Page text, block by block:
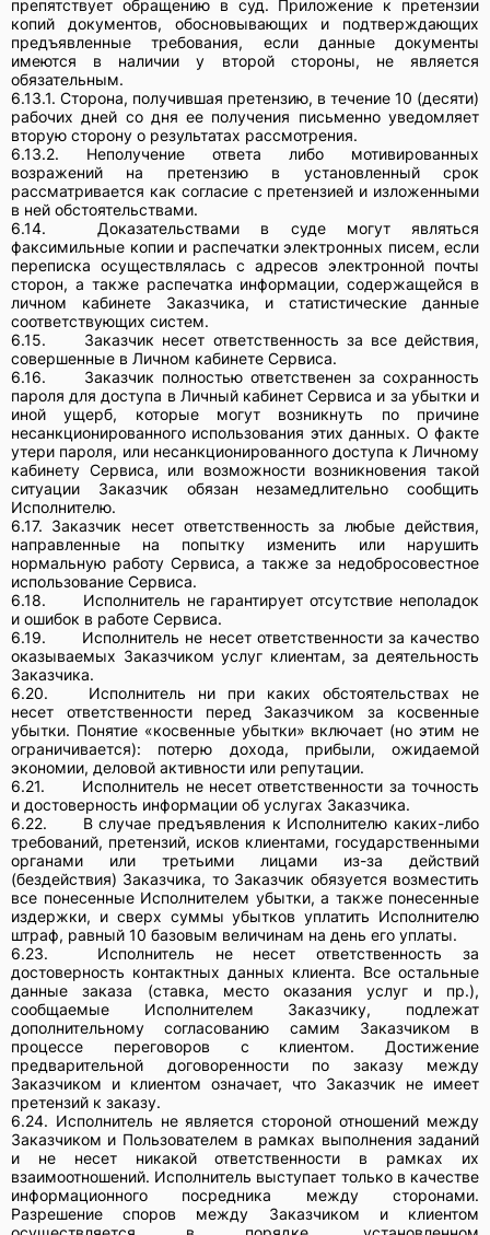
препятствует обращению в суд. Приложение к претензии
копий документов, обосновывающих и подтверждающих
предъявленные требования, если данные документы
имеются в наличии у второй стороны, не является
обязательным.
6.13.1. Сторона, получившая претензию, в течение 10 (десяти)
рабочих дней со дня ее получения письменно уведомляет
вторую сторону о результатах рассмотрения.
6.13.2. Неполучение ответа либо мотивированных
возражений на претензию в установленный срок
рассматривается как согласие с претензией и изложенными
в ней обстоятельствами.
6.14.
Доказательствами в суде могут являться
факсимильные копии и распечатки электронных писем, если
переписка осуществлялась с адресов электронной почты
сторон, а также распечатка информации, содержащейся в
личном кабинете Заказчика, и статистические данные
соответствующих систем.
6.15.
Заказчик несет ответственность за все действия,
совершенные в Личном кабинете Сервиса.
6.16.
Заказчик полностью ответственен за сохранность
пароля для доступа в Личный кабинет Сервиса и за убытки и
иной ущерб, которые могут возникнуть по причине
несанкционированного использования этих данных. О факте
утери пароля, или несанкционированного доступа к Личному
кабинету Сервиса, или возможности возникновения такой
ситуации Заказчик обязан незамедлительно сообщить
Исполнителю.
6.17. Заказчик несет ответственность за любые действия,
направленные на попытку изменить или нарушить
нормальную работу Сервиса, а также за недобросовестное
использование Сервиса.
6.18.
Исполнитель не гарантирует отсутствие неполадок
и ошибок в работе Сервиса.
6.19.
Исполнитель не несет ответственности за качество
оказываемых Заказчиком услуг клиентам, за деятельность
Заказчика.
6.20.
Исполнитель ни при каких обстоятельствах не
несет ответственности перед Заказчиком за косвенные
убытки. Понятие «косвенные убытки» включает (но этим не
ограничивается): потерю дохода, прибыли, ожидаемой
экономии, деловой активности или репутации.
6.21.
Исполнитель не несет ответственности за точность
и достоверность информации об услугах Заказчика.
6.22.
В случае предъявления к Исполнителю каких-либо
требований, претензий, исков клиентами, государственными
органами или третьими лицами из-за действий
(бездействия) Заказчика, то Заказчик обязуется возместить
все понесенные Исполнителем убытки, а также понесенные
издержки, и сверх суммы убытков уплатить Исполнителю
штраф, равный 10 базовым величинам на день его уплаты.
6.23.
Исполнитель не несет ответственность за
достоверность контактных данных клиента. Все остальные
данные заказа (ставка, место оказания услуг и пр.),
сообщаемые Исполнителем Заказчику, подлежат
дополнительному согласованию самим Заказчиком в
процессе переговоров с клиентом. Достижение
предварительной договоренности по заказу между
Заказчиком и клиентом означает, что Заказчик не имеет
претензий к заказу.
6.24. Исполнитель не является стороной отношений между
Заказчиком и Пользователем в рамках выполнения заданий
и не несет никакой ответственности в рамках их
взаимоотношений. Исполнитель выступает только в качестве
информационного посредника между сторонами.
Разрешение споров между Заказчиком и клиентом